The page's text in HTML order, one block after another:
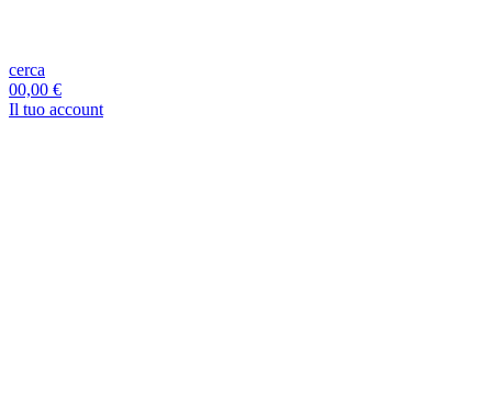
cerca
00,00 €
Il tuo account